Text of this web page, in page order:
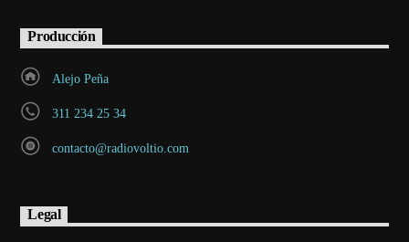
Producción
Alejo Peña
311 234 25 34
contacto@radiovoltio.com
Legal